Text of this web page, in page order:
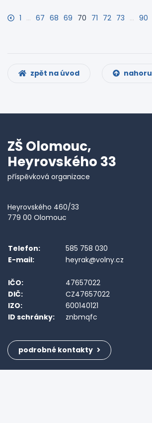
1 … 67 68 69 70 71 72 73 … 90
zpět na úvod nahoru
ZŠ Olomouc,
Heyrovského 33
příspěvková organizace
Heyrovského 460/33
779 00 Olomouc
Telefon:
585 758 030
E-mail:
heyrak@volny.cz
IČO:
47657022
DIČ:
CZ47657022
IZO:
600140121
ID schránky:
znbmqfc
podrobné kontakty